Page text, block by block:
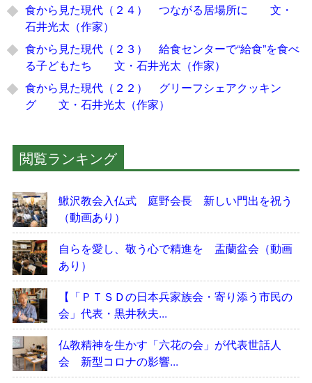
食から見た現代（２４） つながる居場所に 文・
石井光太（作家）
食から見た現代（２３） 給食センターで“給食”を食べ
る子どもたち 文・石井光太（作家）
食から見た現代（２２） グリーフシェアクッキン
グ 文・石井光太（作家）
閲覧ランキング
鰍沢教会入仏式 庭野会長 新しい門出を祝う
（動画あり）
自らを愛し、敬う心で精進を 盂蘭盆会（動画
あり）
【「ＰＴＳＤの日本兵家族会・寄り添う市民の
会」代表・黒井秋夫...
仏教精神を生かす「六花の会」が代表世話人
会 新型コロナの影響...